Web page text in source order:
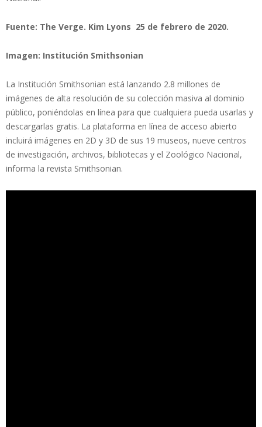
Fuente: The Verge. Kim Lyons 25 de febrero de 2020.
Imagen: Institución Smithsonian
La Institución Smithsonian está lanzando 2.8 millones de
imágenes de alta resolución de su colección masiva al dominio
público, poniéndolas en línea para que cualquiera pueda usarlas y
descargarlas gratis. La plataforma en línea de acceso abierto
incluirá imágenes en 2D y 3D de sus 19 museos, nueve centros
de investigación, archivos, bibliotecas y el Zoológico Nacional,
informa la revista Smithsonian.